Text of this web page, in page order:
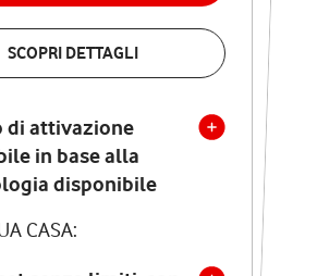
SCOPRI DETTAGLI
di attivazione
in base alla
disponibile
CASA:
VERIFICA LA COPERTURA
Costo di attivazione
variabile in base alla
tecnologia disponibile
LA TUA CASA:
Internet senza limiti, con
la migliore tecnologia